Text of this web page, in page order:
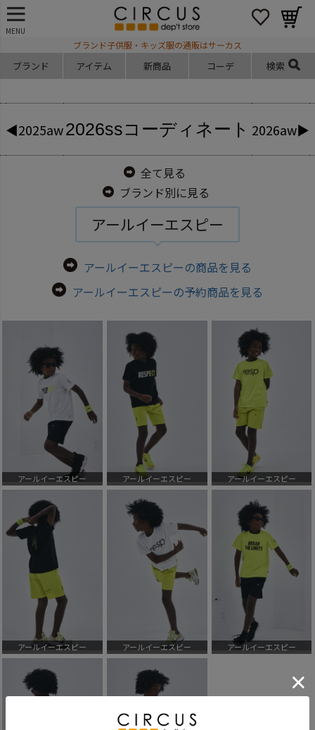
MENU
ブランド子供服・キッズ服の通販はサーカス
ブランド アイテム 新商品 コーデ 検索
◀2025aw2026ssコーディネート 2026aw▶
全て見る
ブランド別に見る
アールイーエスピー
アールイーエスピーの商品を見る
アールイーエスピーの予約商品を見る
アールイーエスピー アールイーエスピー アールイーエスピー
アールイーエスピー アールイーエスピー アールイーエスピー